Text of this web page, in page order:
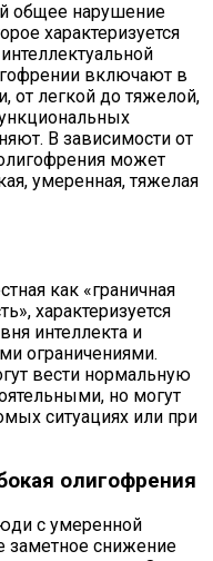
общее нарушение
характеризуется
включают в
от легкой до тяжелой,
В зависимости от
может
умеренная, тяжелая
как «граничная
характеризуется
интеллекта и
ограничениями.
вести нормальную
но могут
ситуациях или при
олигофрения
с умеренной
заметное снижение